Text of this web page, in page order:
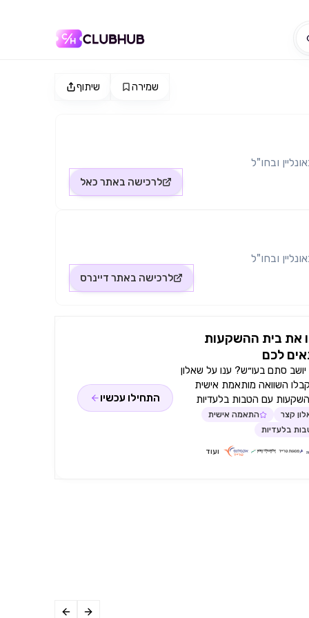
שיתוף שמירה
ובחו"ל
לרכישה באתר כאל
ובחו"ל
לרכישה באתר דיינרס
את בית ההשקעות
לכם
סתם בעו״ש? ענו על שאלון
השוואה מותאמת אישית
עם הטבות בלעדיות
קצר
התאמה אישית
בלעדיות
ועוד
התחילו עכשיו